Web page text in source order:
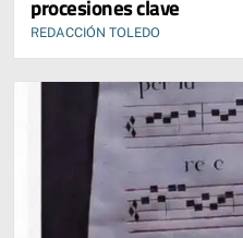
procesiones clave
REDACCIÓN TOLEDO